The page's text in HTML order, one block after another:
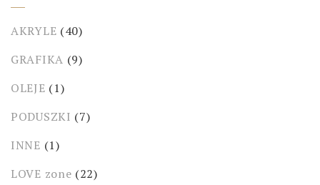
AKRYLE (40)
GRAFIKA (9)
OLEJE (1)
PODUSZKI (7)
INNE (1)
LOVE zone (22)